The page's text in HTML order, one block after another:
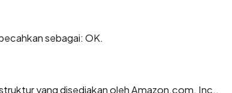
sebagai: OK.
yang disediakan oleh Amazon.com, Inc..